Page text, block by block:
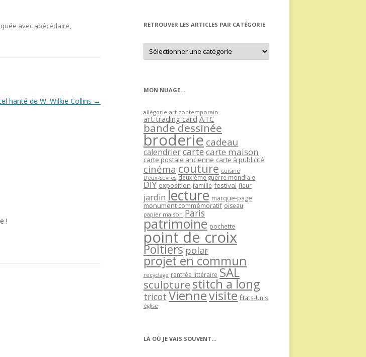
avec abécédaire,
hanté de W. Wilkie Collins →
!
RETROUVER LES ARTICLES PAR CATÉGORIE
Retrouver
les
articles
MON NUAGE…
allégorie art contemporain
art trading card ATC
bande dessinée
broderie cadeau
calendriercartecarte maison
carte postale ancienne carte à publicité
cinéma couture cuisine
Deux-Sèvres deuxième guerre mondiale
DIY exposition famille festival fleur
jardin lecture marque-page
monument commémoratif oiseau
papier maison Paris
patrimoine pochette
point de croix
Poitiers polar
projet en commun
recyclage rentrée littéraire SAL
sculpture stitch a long
tricot Viennevisite États-Unis
église
LÀ OÙ JE VAIS SOUVENT…